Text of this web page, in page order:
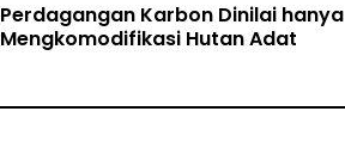
Perdagangan Karbon Dinilai hanya
Mengkomodifikasi Hutan Adat